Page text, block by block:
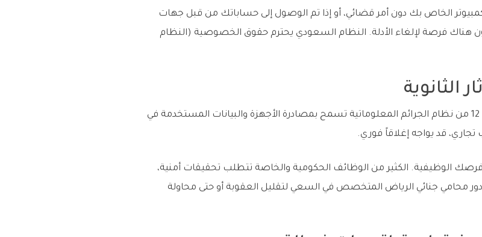
الخاص بك دون أمر قضائي، أو إذا تم الوصول إلى حساباتك من قبل جهات
فرصة لإلغاء الأدلة. النظام السعودي يحترم حقوق الخصوصية (النظام
الثانوية
الحبس والغرامة ليست نهاية الطريق. المادة 12 من نظام الجرائم المعلوماتية تسمح بمصادرة الأجهزة والبيانات المستخدمة في
قد يواجه إغلاقاً فوري.
فرصك الوظيفية. الكثير من الوظائف الحكومية والخاصة تتطلب تحقيقات أمنية،
دور محامي جنائي الرياض المتخصص في السعي لتقليل العقوبة أو حتى محاولة